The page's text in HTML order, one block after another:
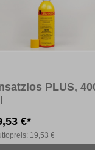
PLUS,
€*
19,53 €